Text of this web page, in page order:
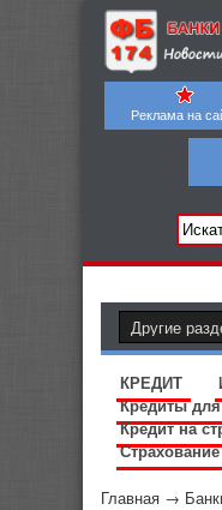
Реклама на
КРЕДИТ
Кредиты
Кредит на
Страхование
Главная →